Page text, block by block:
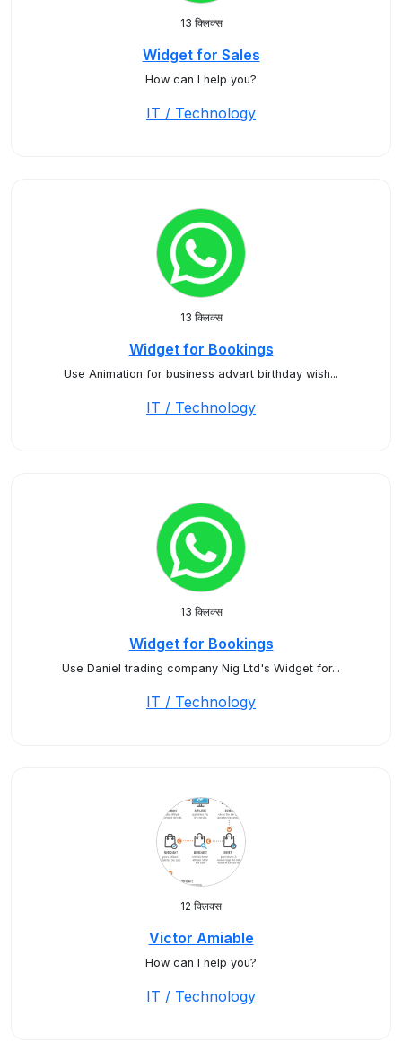
13 क्लिक्स
Widget for Sales
How can I help you?
IT / Technology
13 क्लिक्स
Widget for Bookings
Use Animation for business advart birthday wish...
IT / Technology
13 क्लिक्स
Widget for Bookings
Use Daniel trading company Nig Ltd's Widget for...
IT / Technology
12 क्लिक्स
Victor Amiable
How can I help you?
IT / Technology